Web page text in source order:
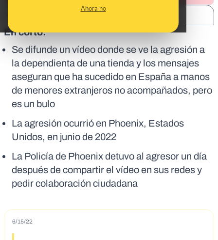
Ahora no
En corto:
Se difunde un vídeo donde se ve la agresión a
la dependienta de una tienda y los mensajes
aseguran que ha sucedido en España a manos
de menores extranjeros no acompañados, pero
es un bulo
La agresión ocurrió en Phoenix, Estados
Unidos, en junio de 2022
La Policía de Phoenix detuvo al agresor un día
después de compartir el vídeo en sus redes y
pedir colaboración ciudadana
6/15/22